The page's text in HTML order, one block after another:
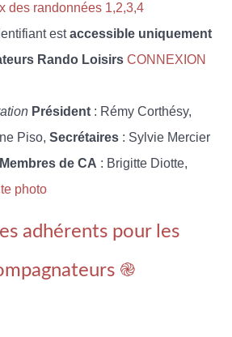
des randonnées 1,2,3,4
estaccessible uniquement
Rando Loisirs CONNEXION
Président : Rémy Corthésy,
Piso, Secrétaires : Sylvie Mercier
Membres de CA : Brigitte Diotte,
photo
adhérents pour les
֎